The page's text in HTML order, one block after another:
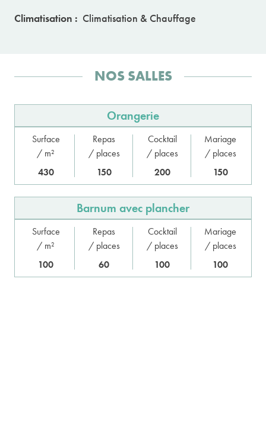
Climatisation : Climatisation & Chauffage
NOS SALLES
Orangerie
Surface
/ m²
430
Repas
/ places
150
Cocktail
/ places
200
Mariage
/ places
150
Barnum avec plancher
Surface
/ m²
100
Repas
/ places
60
Cocktail
/ places
100
Mariage
/ places
100